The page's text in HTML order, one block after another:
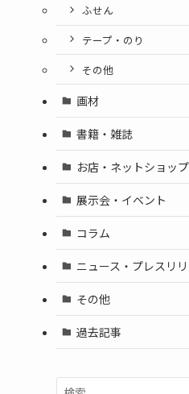
ふせん
テープ・のり
その他
画材
書籍・雑誌
お店・ネットショップ
展示会・イベント
コラム
ニュース・プレスリ
その他
過去記事